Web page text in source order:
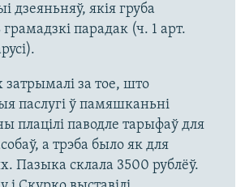
дзеяньняў, якія груба
парадак (ч. 1 арт.
затрымалі за тое, што
паслугі ў памяшканьні
плацілі паводле тарыфаў для
а трэба было як для
Пазыка склала 3500 рублёў.